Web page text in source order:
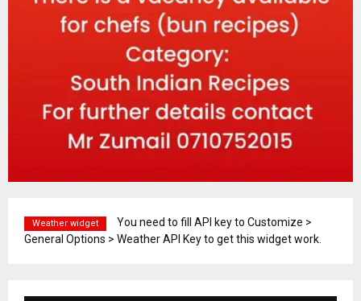
Weather widget
You need to fill API key to Customize >
General Options > Weather API Key to get this widget work.